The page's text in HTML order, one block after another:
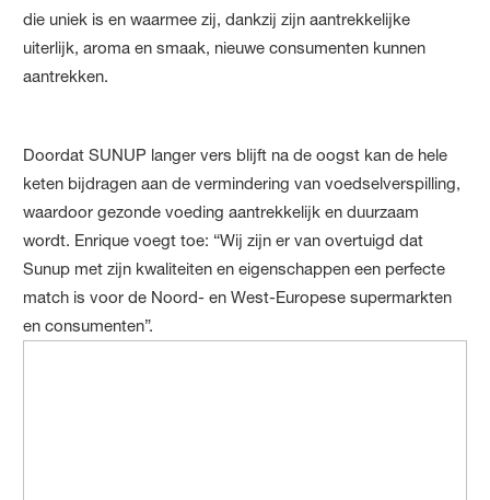
die uniek is en waarmee zij, dankzij zijn aantrekkelijke
uiterlijk, aroma en smaak, nieuwe consumenten kunnen
aantrekken.
Doordat SUNUP langer vers blijft na de oogst kan de hele
keten bijdragen aan de vermindering van voedselverspilling,
waardoor gezonde voeding aantrekkelijk en duurzaam
wordt. Enrique voegt toe: “Wij zijn er van overtuigd dat
Sunup met zijn kwaliteiten en eigenschappen een perfecte
match is voor de Noord- en West-Europese supermarkten
en consumenten”.